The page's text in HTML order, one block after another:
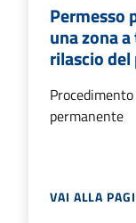
Permesso
una zona
rilascio
permanente
VAI ALLA